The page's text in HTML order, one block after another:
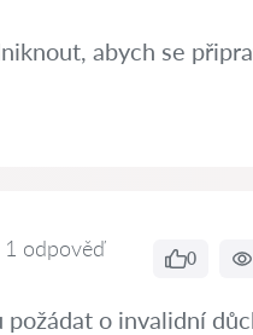
abych se
1 odpověď 0
o invalidní